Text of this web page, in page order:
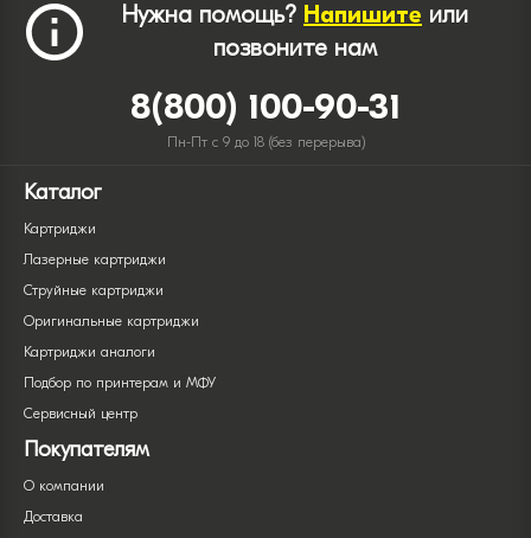
Нужна помощь? Напишите или
позвоните нам
8(800) 100-90-31
Пн-Пт с 9 до 18 (без перерыва)
Каталог
Картриджи
Лазерные картриджи
Струйные картриджи
Оригинальные картриджи
Картриджи аналоги
Подбор по принтерам и МФУ
Сервисный центр
Покупателям
О компании
Доставка